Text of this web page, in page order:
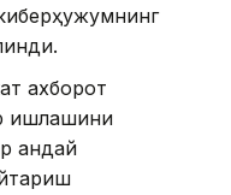
ахборот
ишлашини
қандай